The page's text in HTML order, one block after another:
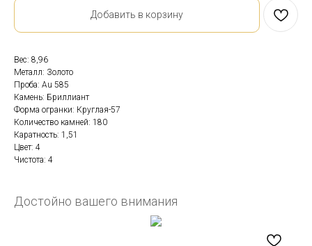
Добавить в корзину
Вес: 8,96
Металл: Золото
Проба: Au 585
Камень: Бриллиант
Форма огранки: Круглая-57
Количество камней: 180
Каратность: 1,51
Цвет: 4
Чистота: 4
Достойно вашего внимания